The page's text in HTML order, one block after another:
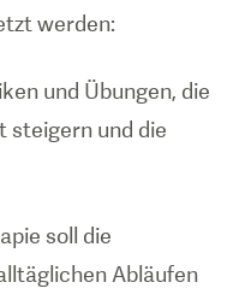
werden:
und Übungen, die
steigern und die
soll die
Abläufen